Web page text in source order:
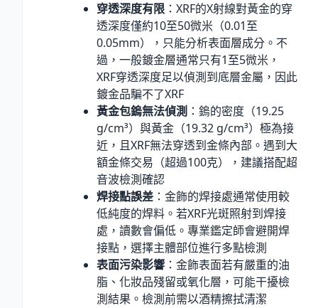
穿透深度有限 ：XRF的X射線對黃金的穿
透深度僅約10至50微米（0.01至
0.05mm），只能分析表面層成分。不
過，一般鍍金層通常只有1至5微米，
XRF穿透深度足以偵測到底層金屬，因此
鍍金品騙不了XRF
黃金包鎢無法偵測 ：鎢的密度（19.25
g/cm³）與黃金（19.32 g/cm³）極為接
近，且XRF無法穿透到金條內部。遇到大
額金條交易（超過100克），建議搭配超
音波檢測確認
焊接點誤差 ：金飾的焊接處通常使用較
低純度的焊料。若XRF光斑照射到焊接
處，讀數會偏低。專業鑑定師會避開焊
接點，選擇主體部位進行多點檢測
表面污染影響 ：金飾表面若有嚴重的油
脂、化妝品殘留或氧化層，可能干擾檢
測結果。檢測前需以酒精擦拭清潔